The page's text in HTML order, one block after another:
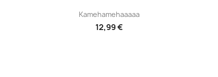
Kamehamehaaaaa
12,99 €